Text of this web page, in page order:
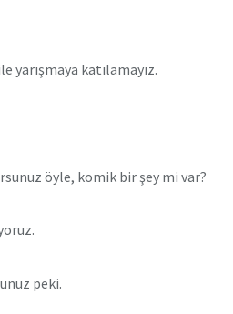
katılamayız.
öyle, komik bir şey mi var?
peki.